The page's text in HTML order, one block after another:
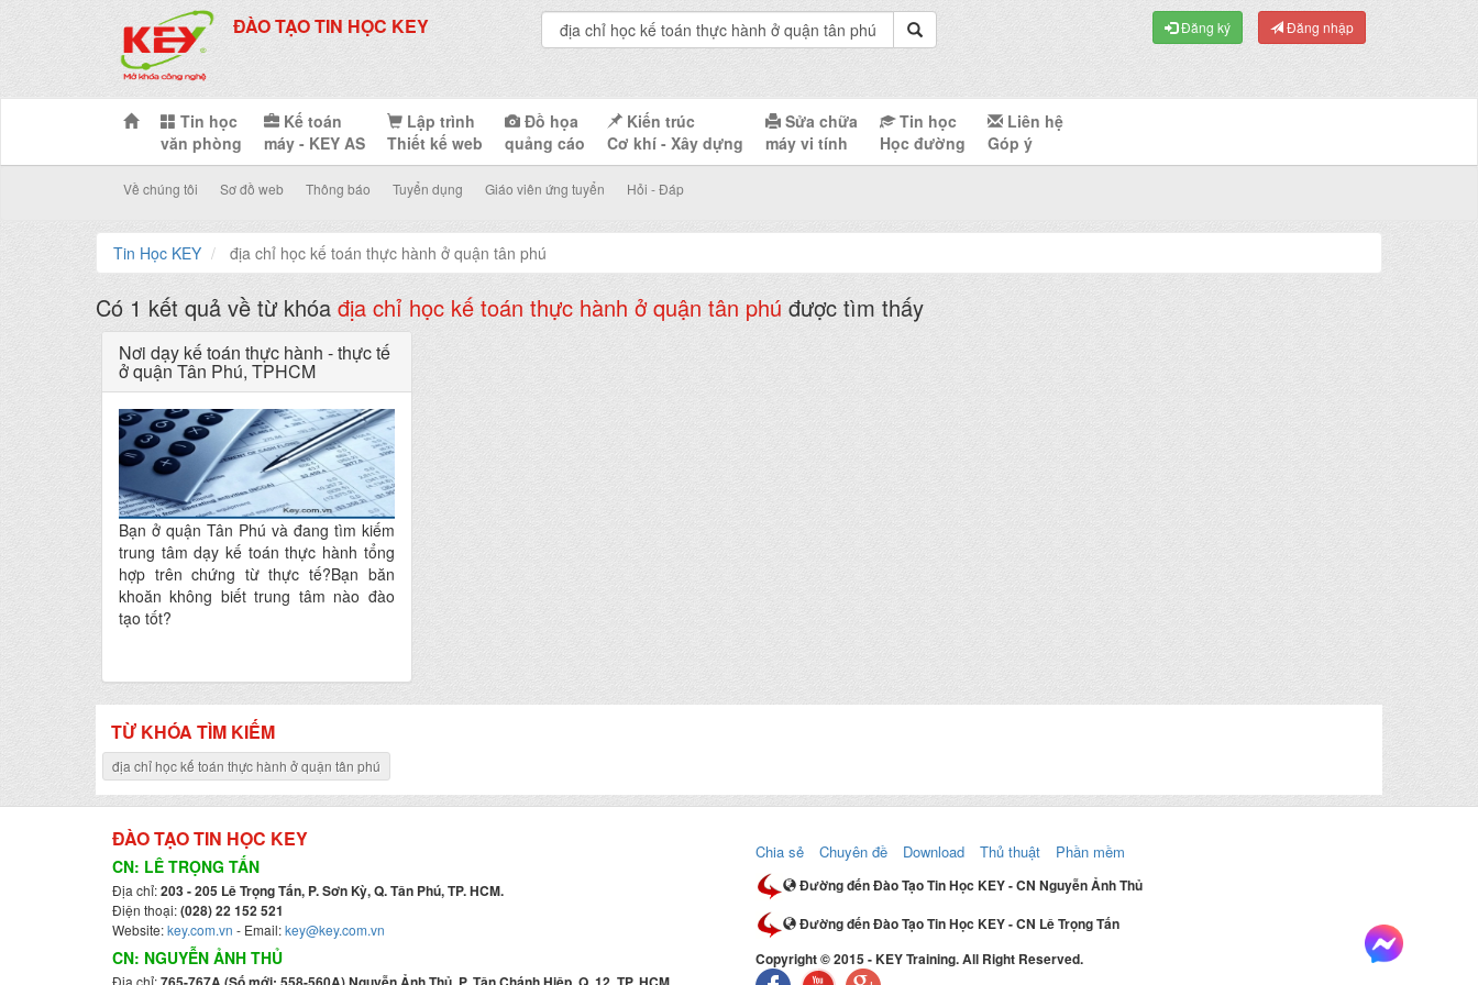
ĐÀO TẠO TIN HỌC KEY Đăng ký Đăng nhập
Tin học
văn phòng
Kế toán
máy - KEY AS
Lập trình
Thiết kế web
Đồ họa
quảng cáo
Kiến trúc
Cơ khí - Xây dựng
Sửa chữa
máy vi tính
Tin học
Học đường
Liên hệ
Góp ý
Về chúng tôi Sơ đồ web Thông báo Tuyển dụng Giáo viên ứng tuyển Hỏi - Đáp
Tin Học KEY địa chỉ học kế toán thực hành ở quận tân phú
Có 1 kết quả về từ khóa địa chỉ học kế toán thực hành ở quận tân phú được tìm thấy
Nơi dạy kế toán thực hành - thực tế
ở quận Tân Phú, TPHCM
Bạn ở quận Tân Phú và đang tìm kiếm
trung tâm dạy kế toán thực hành tổng
hợp trên chứng từ thực tế?Bạn băn
khoăn không biết trung tâm nào đào
tạo tốt?
TỪ KHÓA TÌM KIẾM
địa chỉ học kế toán thực hành ở quận tân phú
ĐÀO TẠO TIN HỌC KEY
CN: LÊ TRỌNG TẤN
Địa chỉ:203 - 205 Lê Trọng Tấn, P. Sơn Kỳ, Q. Tân Phú, TP. HCM.
Điện thoại:(028) 22 152 521
Website:key.com.vn - Email:key@key.com.vn
CN: NGUYỄN ẢNH THỦ
Địa chỉ:
Chia sẻ Chuyên đề Download Thủ thuật Phần mềm
Đường đến Đào Tạo Tin Học KEY - CN Nguyễn Ảnh Thủ
Đường đến Đào Tạo Tin Học KEY - CN Lê Trọng Tấn
Copyright © 2015 - KEY Training. All Right Reserved.